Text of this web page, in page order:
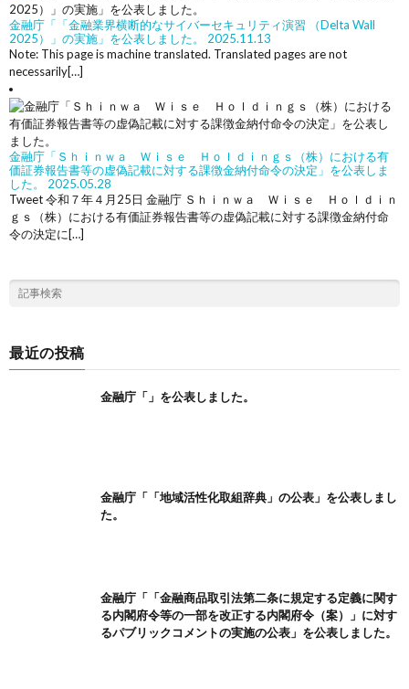
金融庁「「金融業界横断的なサイバーセキュリティ演習 （Delta Wall
2025）」の実施」を公表しました。
2025.11.13
Note: This page is machine translated. Translated pages are not
necessarily[…]
金融庁「Ｓｈｉｎｗａ Ｗｉｓｅ Ｈｏｌｄｉｎｇｓ（株）における有
価証券報告書等の虚偽記載に対する課徴金納付命令の決定」を公表しま
した。
2025.05.28
Tweet 令和７年４月25日 金融庁 Ｓｈｉｎｗａ Ｗｉｓｅ Ｈｏｌｄｉｎ
ｇｓ（株）における有価証券報告書等の虚偽記載に対する課徴金納付命
令の決定に[…]
最近の投稿
金融庁「」を公表しました。
金融庁「「地域活性化取組辞典」の公表」を公表しまし
た。
金融庁「「金融商品取引法第二条に規定する定義に関す
る内閣府令等の一部を改正する内閣府令（案）」に対す
るパブリックコメントの実施の公表」を公表しました。